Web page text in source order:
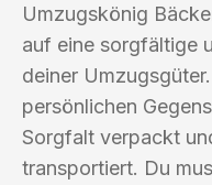
Umzugskönig
auf eine sorgfältige
deiner
persönlichen
Sorgfalt verpackt
transportiert. Du